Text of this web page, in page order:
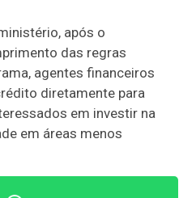
após o
das regras
agentes financeiros
diretamente para
em investir na
em áreas menos